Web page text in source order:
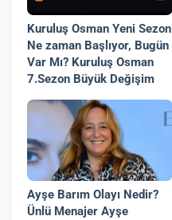
Kuruluş Osman Yeni Sezon
Ne zaman Başlıyor, Bugün
Var Mı? Kuruluş Osman
7.Sezon Büyük Değişim
Ayşe Barım Olayı Nedir?
Ünlü Menajer Ayşe